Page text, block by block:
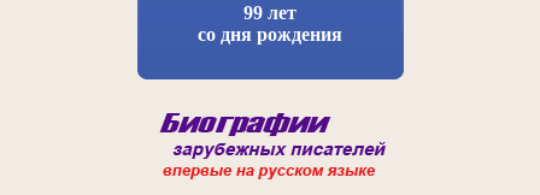
99 лет
со дня рождения